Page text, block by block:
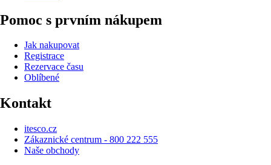
Pomoc s prvním nákupem
Jak nakupovat
Registrace
Rezervace času
Oblíbené
Kontakt
itesco.cz
Zákaznické centrum - 800 222 555
Naše obchody